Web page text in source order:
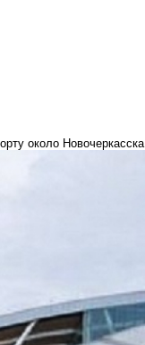
около Новочеркасска